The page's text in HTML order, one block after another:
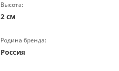
Высота:
2 см
Родина бренда:
Россия